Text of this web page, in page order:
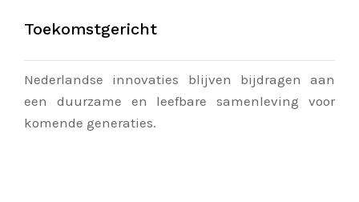
Toekomstgericht
Nederlandse innovaties blijven bijdragen aan
een duurzame en leefbare samenleving voor
komende generaties.